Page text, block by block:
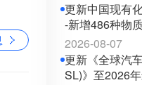
更新中国现有
-新增486种物
2026-08-07
更新《全球汽
SL)》至2026年